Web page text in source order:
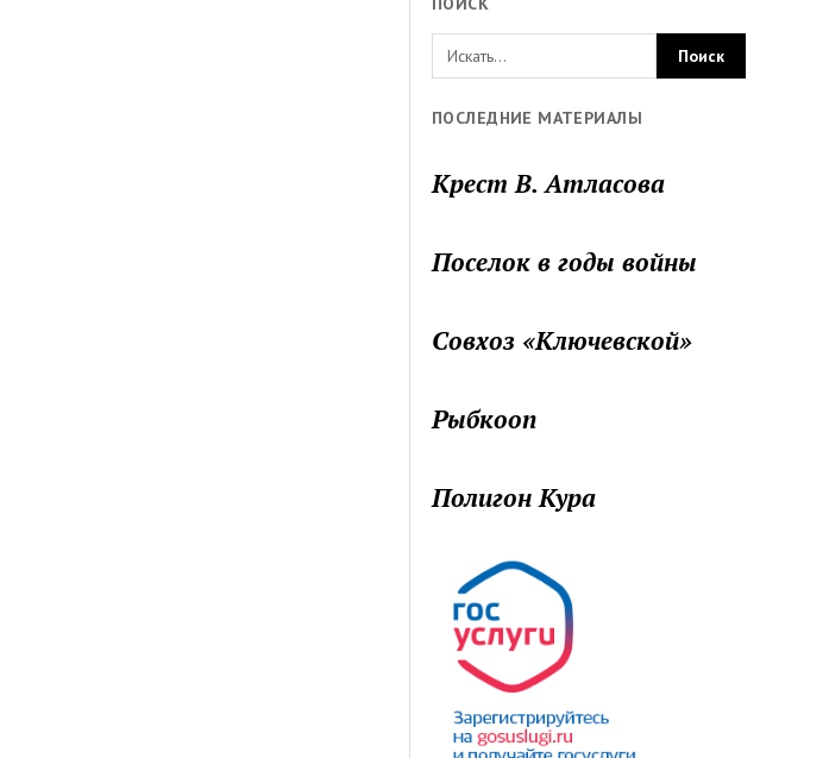
ПОСЛЕДНИЕ МАТЕРИАЛЫ
Крест В. Атласова
Поселок в годы войны
Совхоз «Ключевской»
Рыбкооп
Полигон Кура